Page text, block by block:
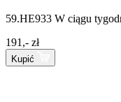
59.HE933 W ciągu
191,- zł
Kupić